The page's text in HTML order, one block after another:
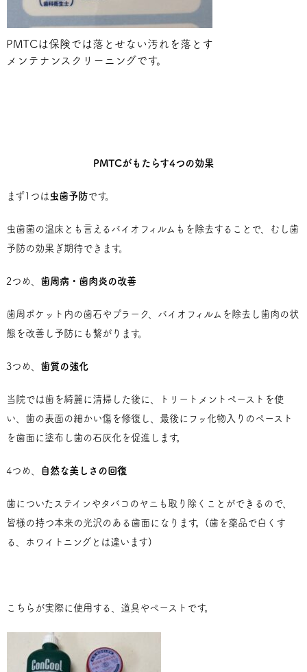
PMTCは保険では落とせない汚れを落とす
メンテナンスクリーニングです。
PMTCがもたらす4つの効果
まず1つは 虫歯予防です。
虫歯菌の温床とも言えるバイオフィルムもを除去することで、むし歯
予防の効果ぎ期待できます。
2つめ、 歯周病・歯肉炎の改善
歯周ポケット内の歯石やプラーク、バイオフィルムを除去し歯肉の状
態を改善し予防にも繋がります。
3つめ、 歯質の強化
当院では歯を綺麗に清掃した後に、トリートメントペーストを使
い、歯の表面の細かい傷を修復し、最後にフッ化物入りのペースト
を歯面に塗布し歯の石灰化を促進します。
4つめ、 自然な美しさの回復
歯についたステインやタバコのヤニも取り除くことができるので、
皆様の持つ本来の光沢のある歯面になります。(歯を薬品で白くす
る、ホワイトニングとは違います)
こちらが実際に使用する、道具やペーストです。